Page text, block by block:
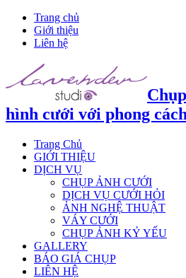
Trang chủ
Giới thiệu
Liên hệ
hình cưới với phong
Trang Chủ
GIỚI THIỆU
DỊCH VỤ
CHỤP ẢNH CƯỚI
DỊCH VỤ CƯỚI HỎI
ẢNH NGHỆ THUẬT
VÁY CƯỚI
CHỤP ẢNH KỶ YẾU
GALLERY
BÁO GIÁ CHỤP
LIÊN HỆ